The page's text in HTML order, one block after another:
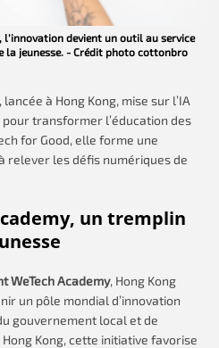
l’innovation devient un outil au service
la jeunesse. - Crédit photo cottonbro
à Hong Kong, mise sur l’IA
transformer l’éducation des
for Good, elle forme une
relever les défis numériques de
un tremplin
WeTech Academy, Hong Kong
un pôle mondial d’innovation
gouvernement local et de
Kong, cette initiative favorise